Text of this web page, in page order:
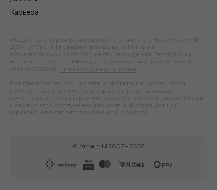
Карьера
Общество с ограниченной ответственностью «БРОКЕРСКИЙ
ДОМ «АТЛАНТ-М», зарегистрировано Минским
горисполкомом 10.09.1991; место нахождения: Республика
Беларусь, 220019, г. Минск, ул. Шаранговича, дом 22, ком. 10;
УНП 100023303.
Личный кабинет клиента
Вся представленная на сайте информация, касающаяся
комплектаций, технических характеристик, цветовых
сочетаний, условий гарантии, а также стоимости автомобилей
и сервисного обслуживания носит информационный
характер и не является публичной офертой.
© Атлант-М 2007 – 2026